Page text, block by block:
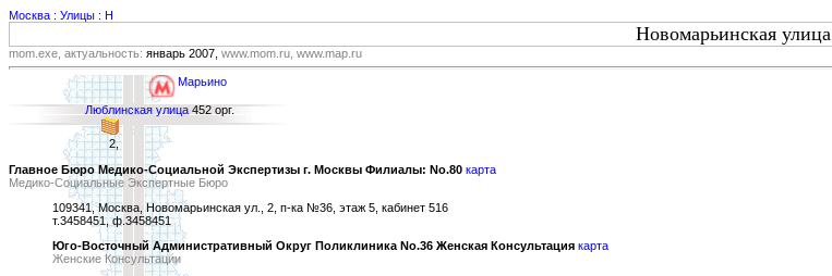
Москва : Улицы : Н
Новомарьинская улица
mom.exe, актуальность: январь 2007, www.mom.ru, www.map.ru
Марьино
Люблинская улица 452 орг.
2,
Главное Бюро Медико-Социальной Экспертизы г. Москвы Филиалы: No.80 карта
Медико-Социальные Экспертные Бюро
109341, Москва, Новомарьинская ул., 2, п-ка №36, этаж 5, кабинет 516
т.3458451, ф.3458451
Юго-Восточный Административный Округ Поликлиника No.36 Женская Консультация карта
Женские Консультации